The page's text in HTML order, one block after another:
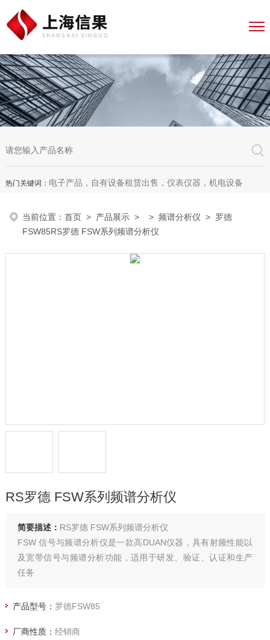
热门关键词： 电子产品，自有设备租赁出售，仪表仪器，机电设备
当前位置：首页 > 产品展示 > >频谱分析仪 > 罗德
FSW85RS罗德 FSW系列频谱分析仪
RS罗德 FSW系列频谱分析仪
简要描述： RS罗德 FSW系列频谱分析仪
FSW 信号与频谱分析仪是一款高DUAN仪器，具有射频性能以
及宽带信号与频谱分析功能，适用于研发、验证、认证和生产
任务
产品型号： 罗德FSW85
厂商性质： 经销商